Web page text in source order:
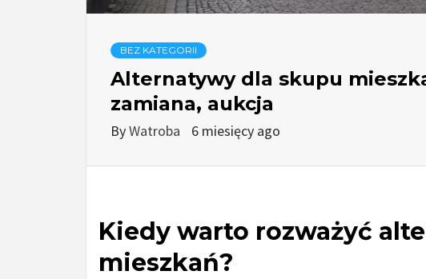
BEZ KATEGORII
Alternatywy dla skupu
zamiana, aukcja
ByWatroba 6 miesięcy ago
Kiedy warto rozważyć
mieszkań?